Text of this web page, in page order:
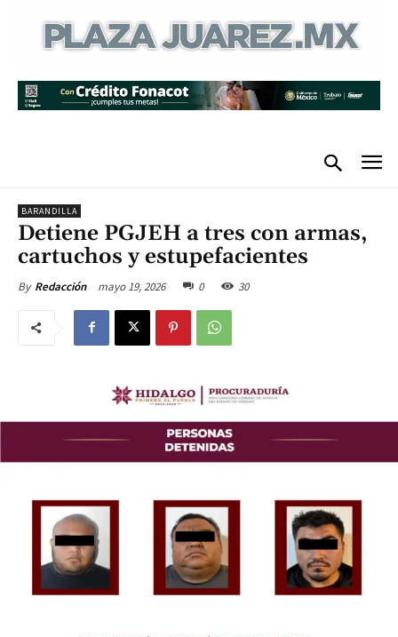
BARANDILLA
Detiene PGJEH a tres con armas,
cartuchos y estupefacientes
By Redacción mayo 19, 2026 0 30